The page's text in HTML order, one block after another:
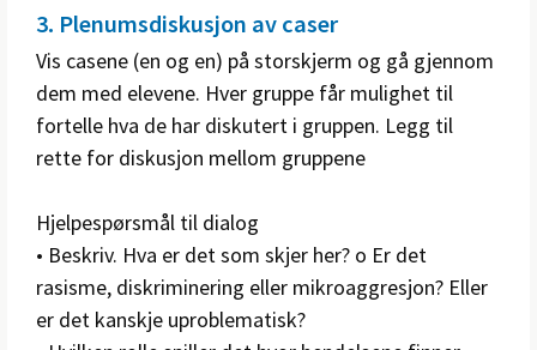
3. Plenumsdiskusjon av caser
Vis casene (en og en) på storskjerm og gå gjennom
dem med elevene. Hver gruppe får mulighet til
fortelle hva de har diskutert i gruppen. Legg til
rette for diskusjon mellom gruppene
Hjelpespørsmål til dialog
• Beskriv. Hva er det som skjer her? o Er det
rasisme, diskriminering eller mikroaggresjon? Eller
er det kanskje uproblematisk?